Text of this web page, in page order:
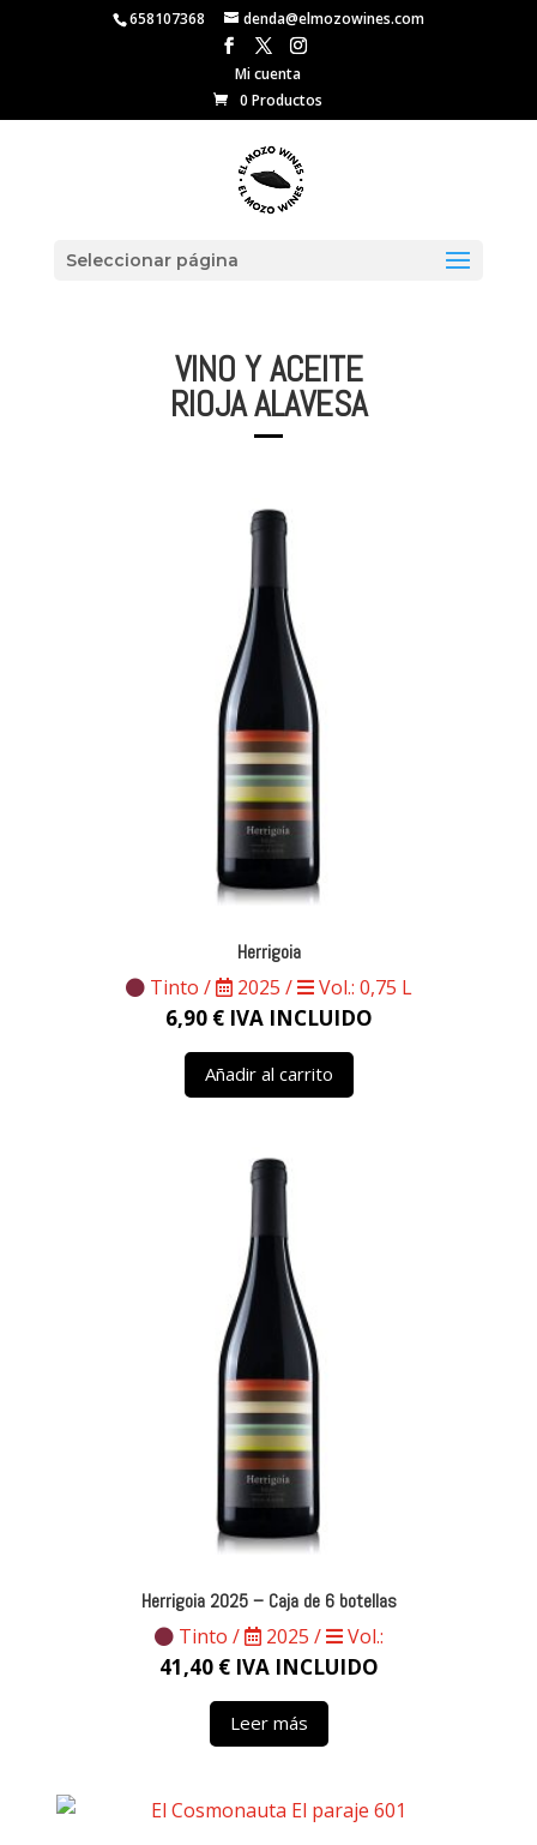
658107368 denda@elmozowines.com
Mi cuenta
0 Productos
Seleccionar página
VINO Y ACEITE
RIOJA ALAVESA
Herrigoia
Tinto / 2025 / Vol.: 0,75 L
6,90 € IVA INCLUIDO
Añadir al carrito
Herrigoia 2025 – Caja de 6 botellas
Tinto / 2025 / Vol.:
41,40 € IVA INCLUIDO
Leer más